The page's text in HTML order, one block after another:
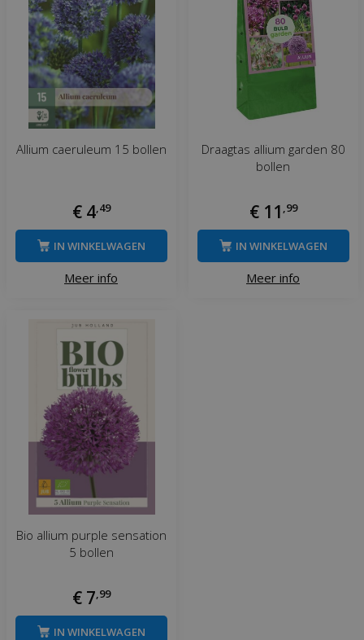
Allium caeruleum 15 bollen
€ 4,49
Meer info
IN WINKELWAGEN
Draagtas allium garden 80
bollen
€ 11 ,99
Meer info
IN WINKELWAGEN
Bio allium purple sensation
5 bollen
€ 7,99
IN WINKELWAGEN